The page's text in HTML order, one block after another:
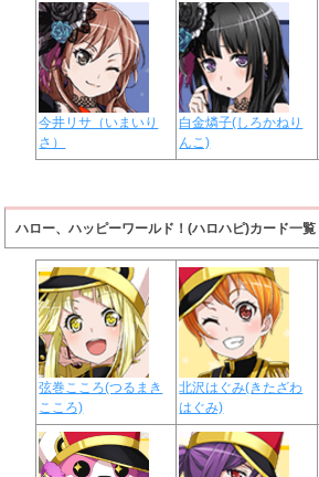
今井リサ（いまいり
さ）
白金燐子(しろかねり
んこ)
ハロー、ハッピーワールド！(ハロハピ)カード一覧
弦巻こころ(つるまき
こころ)
北沢はぐみ(きたざわ
はぐみ)